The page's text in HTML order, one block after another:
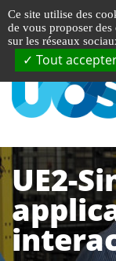
Accéder au site
UE2-
Ce site utilise des
de vous proposer
sur les réseaux
Tout